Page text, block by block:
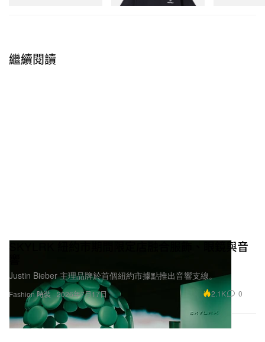
繼續閱讀
Fashion 時裝
SKYLRK 紐約市期間限定店融合服飾、眼鏡與音
Justin Bieber 主理品牌於首個紐約市據點推出音響支線。
2026年7月17日 2.1K 0